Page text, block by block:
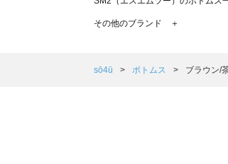
TSUHARU by Samansa Mos2（
Samansa Mos2 Lagom（サマンサ
その他のブランド ＋
sō4ū ボトムス ブラウン/